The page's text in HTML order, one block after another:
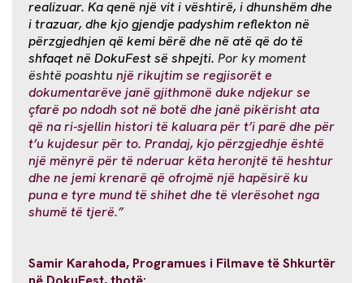
realizuar. Ka qenë një vit i vështirë, i dhunshëm dhe
i trazuar, dhe kjo gjendje padyshim reflekton në
përzgjedhjen që kemi bërë dhe në atë që do të
shfaqet në DokuFest së shpejti. Por ky moment
është poashtunjë rikujtim se regjisorët e
dokumentarëve janë gjithmonë duke ndjekur se
çfarë po ndodh sot në botë dhe janë pikërisht ata
që na ri-sjellin histori të kaluara për t’i parë dhe për
t’u kujdesur për to. Prandaj, kjo përzgjedhje është
një mënyrë për të nderuar këta heronjtë të heshtur
dhe ne jemi krenarë që ofrojmë një hapësirë ku
puna e tyre mund të shihet dhe të vlerësohet nga
shumë të tjerë.”
Samir Karahoda, Programues i Filmave të Shkurtër